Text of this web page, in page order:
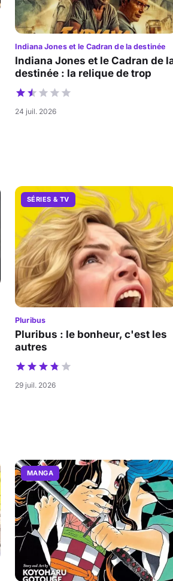
Indiana Jones et le Cadran de la destinée
Indiana Jones et le Cadran de
destinée : la relique de trop
24 juil. 2026
SÉRIES & TV
Pluribus
Pluribus : le bonheur, c'est les
autres
29 juil. 2026
MANGA